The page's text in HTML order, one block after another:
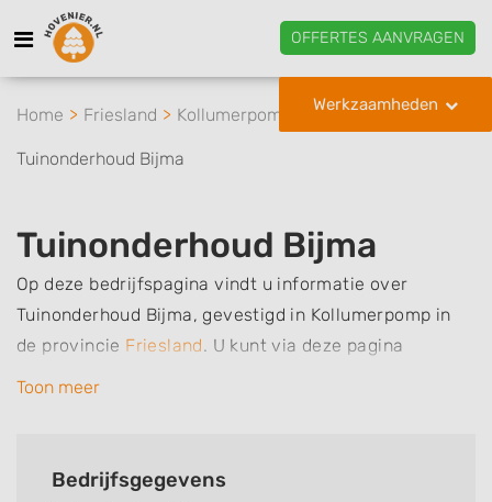
OFFERTES AANVRAGEN
Werkzaamheden
Home Friesland Kollumerpomp
Tuinonderhoud Bijma
Tuinonderhoud Bijma
Op deze bedrijfspagina vindt u informatie over
Tuinonderhoud Bijma, gevestigd in Kollumerpomp in
de provincie Friesland. U kunt via deze pagina
eenvoudig contact met het bedrijf opnemen door te
kunt u snel zien welke zaken Tuinonderhoud Bijma
Toon meer
Bedrijfsgegevens